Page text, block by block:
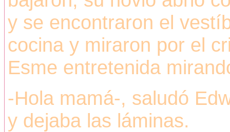
y se encontraron el
cocina y miraron por el
Esme entretenida
-Hola mamá-, saludó
y dejaba las láminas.